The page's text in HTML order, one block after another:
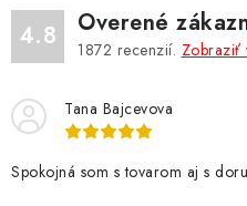
4.8 Overené
1872 recenzií. Zobraziť
Tana Bajcevova
Spokojná som s tovarom aj s